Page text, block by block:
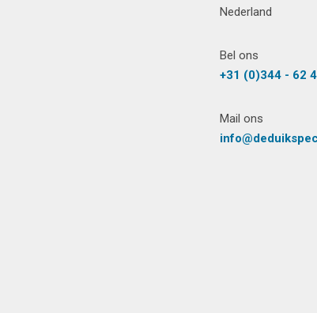
Nederland
Bel ons
+31 (0)344 - 62
Mail ons